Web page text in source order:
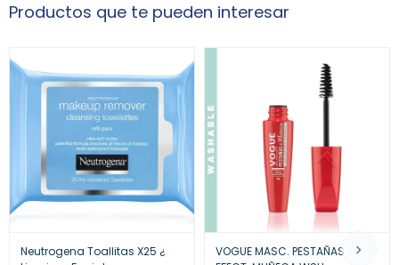
Productos que te pueden interesar
Neutrogena Toallitas X25 ¿
VOGUE MASC. PESTAÑAS